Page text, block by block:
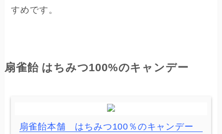
すめです。
扇雀飴 はちみつ100%のキャンデー
扇雀飴本舗 はちみつ100％のキャンデー